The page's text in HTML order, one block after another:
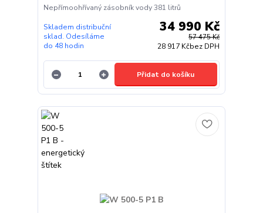
Nepřímoohřívaný zásobník vody 381 litrů
57 475 Kč
34 990 Kč
28 917 Kčbez DPH
Skladem distribuční
sklad. Odesíláme
do 48 hodin
Přidat do košíku